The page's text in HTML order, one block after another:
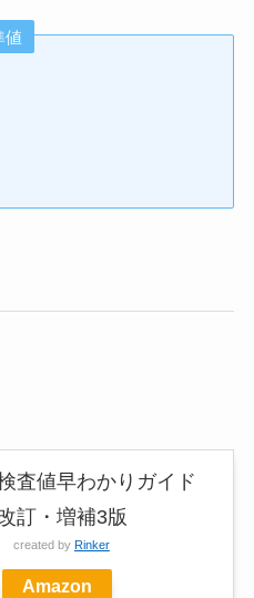
値
査値早わかりガイド
訂・増補3版
created by Rinker
Amazon